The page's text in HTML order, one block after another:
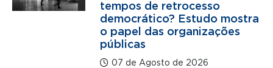
tempos de retrocesso
democrático? Estudo mostra
o papel das organizações
públicas
07 de Agosto de 2026